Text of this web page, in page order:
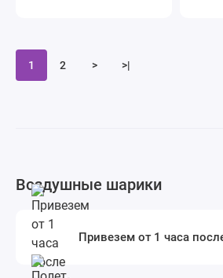
1 2 > >|
Воздушные шарики
Привезем от 1 часа